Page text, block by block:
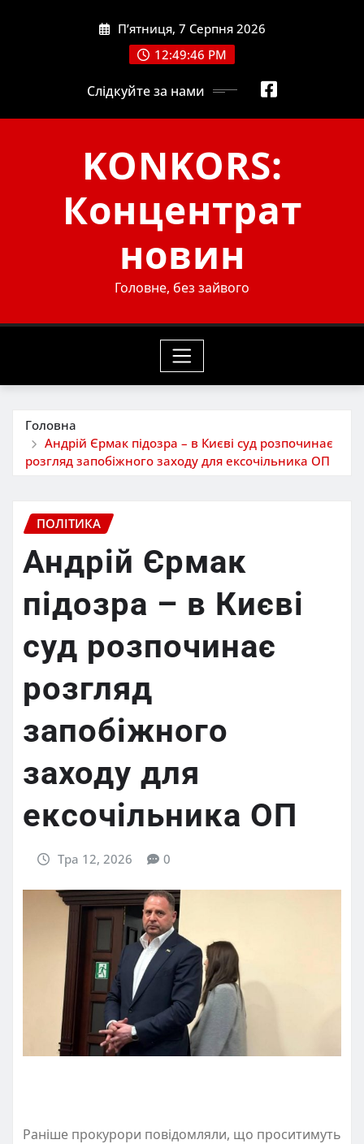
П’ятниця, 7 Серпня 2026
12:49:47 PM
Слідкуйте за нами
KONKORS:
Концентрат
новин
Головне, без зайвого
Головна
Андрій Єрмак підозра – в Києві суд розпочинає
розгляд запобіжного заходу для ексочільника ОП
ПОЛІТИКА
Андрій Єрмак
підозра – в Києві
суд розпочинає
розгляд
запобіжного
заходу для
ексочільника ОП
Тра 12, 2026 0
Раніше прокурори повідомляли, що проситимуть